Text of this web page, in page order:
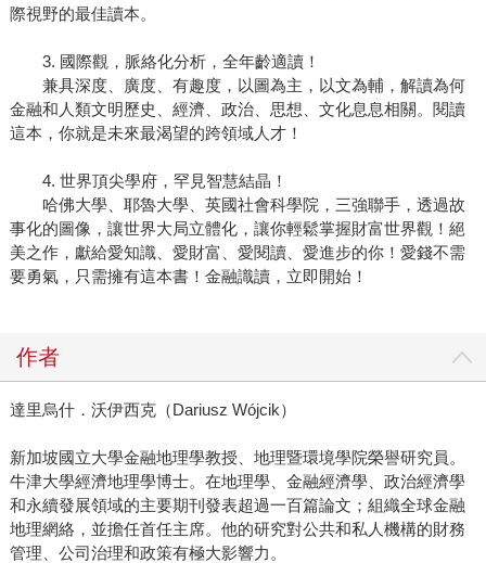
際視野的最佳讀本。
3. 國際觀，脈絡化分析，全年齡適讀！
兼具深度、廣度、有趣度，以圖為主，以文為輔，解讀為何
金融和人類文明歷史、經濟、政治、思想、文化息息相關。閱讀
這本，你就是未來最渴望的跨領域人才！
4. 世界頂尖學府，罕見智慧結晶！
哈佛大學、耶魯大學、英國社會科學院，三強聯手，透過故
事化的圖像，讓世界大局立體化，讓你輕鬆掌握財富世界觀！絕
美之作，獻給愛知識、愛財富、愛閱讀、愛進步的你！愛錢不需
要勇氣，只需擁有這本書！金融識讀，立即開始！
作者
達里烏什．沃伊西克（Dariusz Wójcik）
新加坡國立大學金融地理學教授、地理暨環境學院榮譽研究員。
牛津大學經濟地理學博士。在地理學、金融經濟學、政治經濟學
和永續發展領域的主要期刊發表超過一百篇論文；組織全球金融
地理網絡，並擔任首任主席。他的研究對公共和私人機構的財務
管理、公司治理和政策有極大影響力。